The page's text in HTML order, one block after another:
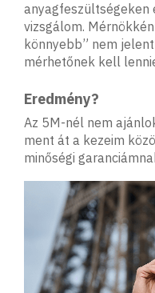
anyagfeszültségeken
vizsgálom.
könnyebb” nem
mérhetőnek kell
Eredmény?
Az 5M-nél nem
ment át a kezeim
minőségi